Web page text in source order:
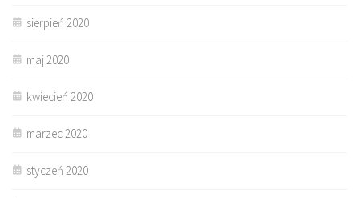
sierpień 2020
maj 2020
kwiecień 2020
marzec 2020
styczeń 2020